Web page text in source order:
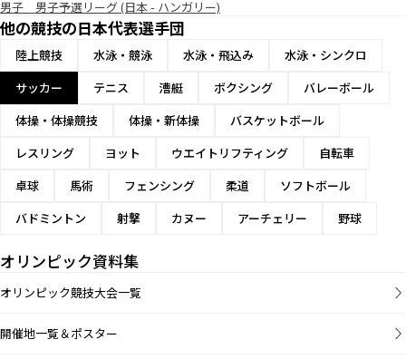
男子 男子予選リーグ (日本 - ハンガリー)
他の競技の日本代表選手団
陸上競技 水泳・競泳 水泳・飛込み
水泳・シンクロ
サッカー
テニス 漕艇 ボクシング
バレーボール
体操・体操競技
体操・新体操
バスケットボール
レスリング
ヨット ウエイトリフティング
自転車
卓球
馬術 フェンシング 柔道
ソフトボール
バドミントン
射撃 カヌー アーチェリー 野球
オリンピック資料集
オリンピック競技大会一覧
開催地一覧＆ポスター